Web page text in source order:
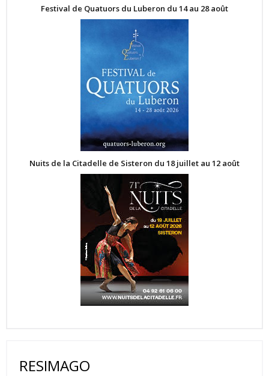
Festival de Quatuors du Luberon du 14 au 28 août
Nuits de la Citadelle de Sisteron du 18 juillet au 12 août
RESIMAGO